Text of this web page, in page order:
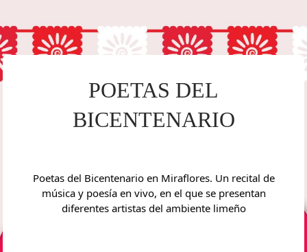
POETAS DEL
BICENTENARIO
Poetas del Bicentenario en Miraflores. Un recital de
música y poesía en vivo, en el que se presentan
diferentes artistas del ambiente limeño